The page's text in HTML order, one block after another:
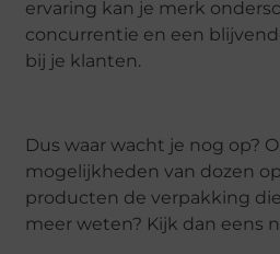
ervaring kan je merk
concurrentie en een
bij je klanten.
Dus waar wacht je nog op?
mogelijkheden van dozen
producten de verpakking
meer weten? Kijk dan eens